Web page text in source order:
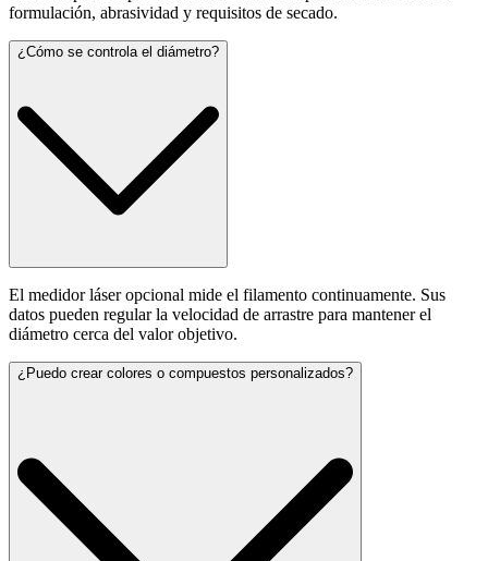
formulación, abrasividad y requisitos de secado.
¿Cómo se controla el diámetro?
El medidor láser opcional mide el filamento continuamente. Sus
datos pueden regular la velocidad de arrastre para mantener el
diámetro cerca del valor objetivo.
¿Puedo crear colores o compuestos personalizados?